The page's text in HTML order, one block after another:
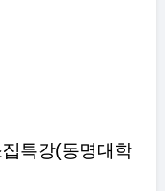
특강(동명대학